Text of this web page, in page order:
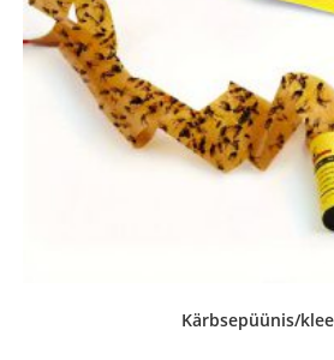
Kärbsepüünis/